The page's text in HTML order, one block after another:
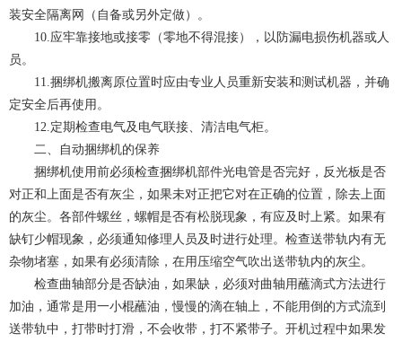
装安全隔离网（自备或另外定做）。
10.应牢靠接地或接零（零地不得混接），以防漏电损伤机器或人
员。
11.捆绑机搬离原位置时应由专业人员重新安装和测试机器，并确
定安全后再使用。
12.定期检查电气及电气联接、清洁电气柜。
二、自动捆绑机的保养
捆绑机使用前必须检查捆绑机部件光电管是否完好，反光板是否
对正和上面是否有灰尘，如果未对正把它对在正确的位置，除去上面
的灰尘。各部件螺丝，螺帽是否有松脱现象，有应及时上紧。如果有
缺钉少帽现象，必须通知修理人员及时进行处理。检查送带轨内有无
杂物堵塞，如果有必须清除，在用压缩空气吹出送带轨内的灰尘。
检查曲轴部分是否缺油，如果缺，必须对曲轴用蘸滴式方法进行
加油，通常是用一小棍蘸油，慢慢的滴在轴上，不能用倒的方式流到
送带轨中，打带时打滑，不会收带，打不紧带子。开机过程中如果发